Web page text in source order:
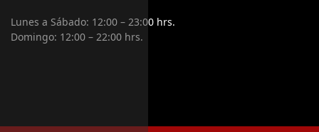
Lunes a Sábado: 12:00 – 23:00 hrs.
Domingo: 12:00 – 22:00 hrs.